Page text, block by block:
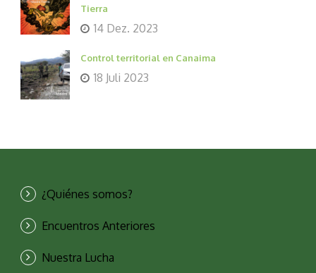
Tierra
14 Dez. 2023
Control territorial en Canaima
18 Juli 2023
¿Quiénes somos?
Encuentros Anteriores
Nuestra Lucha